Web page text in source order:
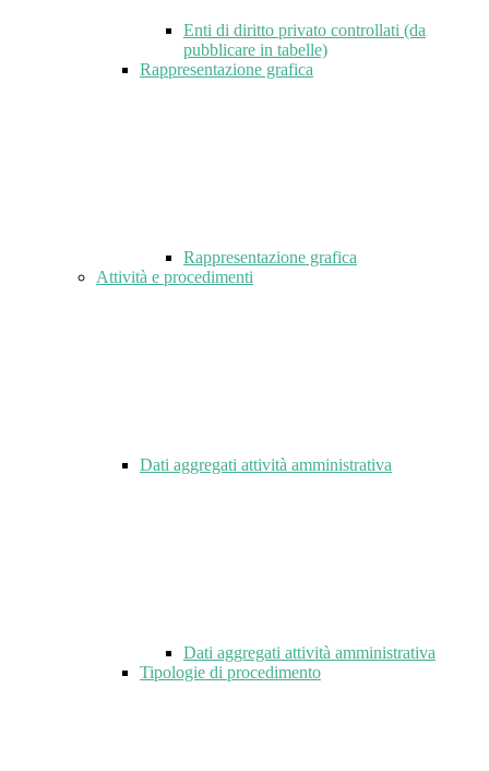
Enti di diritto privato controllati (da
pubblicare in tabelle)
Rappresentazione grafica
Rappresentazione grafica
Attività e procedimenti
Dati aggregati attività amministrativa
Dati aggregati attività amministrativa
Tipologie di procedimento